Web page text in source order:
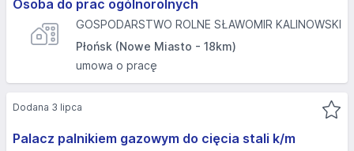
Osoba do prac ogólnorolnych
GOSPODARSTWO ROLNE SŁAWOMIR KALINOWSKI
Płońsk (Nowe Miasto - 18km)
umowa o pracę
Palacz palnikiem gazowym do cięcia stali k/m
Dodana 3 lipca